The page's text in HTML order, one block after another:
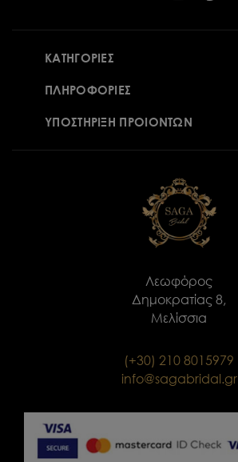
ΚΑΤΗΓΟΡΙΕΣ
ΠΛΗΡΟΦΟΡΙΕΣ
ΥΠΟΣΤΗΡΙΞΗ ΠΡΟΙΟΝΤΩΝ
Λεωφόρος
Δημοκρατίας 8,
Μελίσσια
(+30) 210 8015979
info@sagabridal.gr